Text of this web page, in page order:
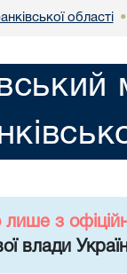
області •
з
влади